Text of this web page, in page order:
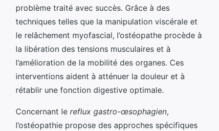
problème traité avec succès. Grâce à des
techniques telles que la manipulation viscérale et
le relâchement myofascial, l’ostéopathe procède à
la libération des tensions musculaires et à
l’amélioration de la mobilité des organes. Ces
interventions aident à atténuer la douleur et à
rétablir une fonction digestive optimale.
Concernant le reflux gastro-œsophagien,
l’ostéopathie propose des approches spécifiques